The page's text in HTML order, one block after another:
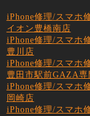
iPhone修理/スマホ
イオン豊橋南店
iPhone修理/スマホ
豊川店
iPhone修理/スマホ
豊田市駅前GAZA専
iPhone修理/スマホ
岡崎店
iPhone修理/スマホ